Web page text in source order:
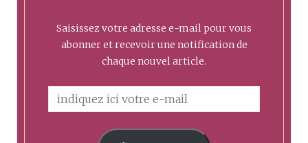
Saisissez votre adresse e-mail pour vous
abonner et recevoir une notification de
chaque nouvel article.